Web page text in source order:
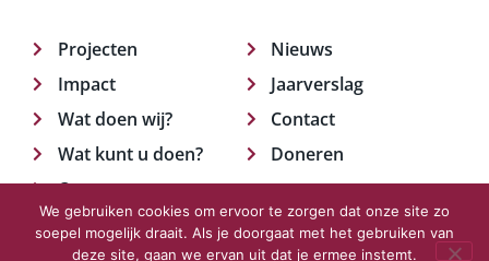
Projecten
Impact
Wat doen wij?
Wat kunt u doen?
Over ons
Nieuws
Jaarverslag
Contact
Doneren
We gebruiken cookies om ervoor te zorgen dat onze site zo
soepel mogelijk draait. Als je doorgaat met het gebruiken van
deze site, gaan we ervan uit dat je ermee instemt.